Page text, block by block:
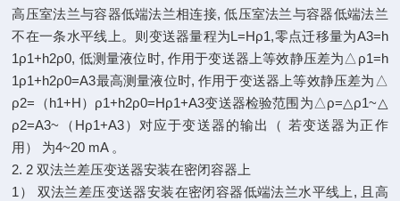
高压室法兰与容器低端法兰相连接, 低压室法兰与容器低端法兰
不在一条水平线上。则变送器量程为L=Hρ1,零点迁移量为A3=h
1ρ1+h2ρ0, 低测量液位时, 作用于变送器上等效静压差为△ρ1=h
1ρ1+h2ρ0=A3最高测量液位时, 作用于变送器上等效静压差为△
ρ2=（h1+H）ρ1+h2ρ0=Hρ1+A3变送器检验范围为△ρ=△ρ1~△
ρ2=A3~（Hρ1+A3）对应于变送器的输出（ 若变送器为正作
用） 为4~20 mA 。
2. 2 双法兰差压变送器安装在密闭容器上
1） 双法兰差压变送器安装在密闭容器低端法兰水平线上, 且高